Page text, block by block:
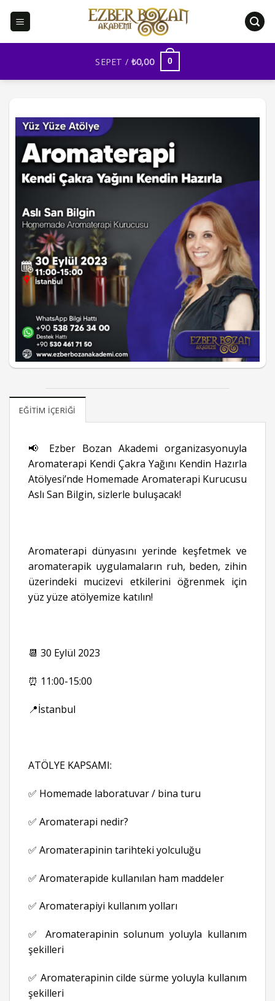
SEPET / ₺0,00 0
EĞITIM İÇERIĞI
📢 Ezber Bozan Akademi organizasyonuyla
Aromaterapi Kendi Çakra Yağını Kendin Hazırla
Atölyesi’nde Homemade Aromaterapi Kurucusu
Aslı San Bilgin, sizlerle buluşacak!
Aromaterapi dünyasını yerinde keşfetmek ve
aromaterapik uygulamaların ruh, beden, zihin
üzerindeki mucizevi etkilerini öğrenmek için
yüz yüze atölyemize katılın!
📆 30 Eylül 2023
⏰ 11:00-15:00
📍İstanbul
ATÖLYE KAPSAMI:
✅ Homemade laboratuvar / bina turu
✅ Aromaterapi nedir?
✅ Aromaterapinin tarihteki yolculuğu
✅ Aromaterapide kullanılan ham maddeler
✅ Aromaterapiyi kullanım yolları
✅ Aromaterapinin solunum yoluyla kullanım
şekilleri
✅ Aromaterapinin cilde sürme yoluyla kullanım
şekilleri